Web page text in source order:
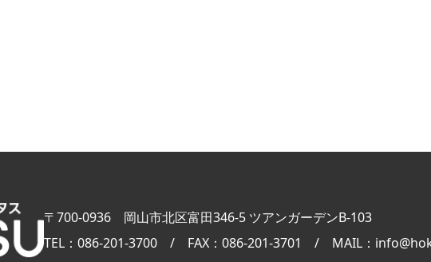
〒700-0936 岡山市北区富田346-5 ツアンガーデンB-103
TEL：086-201-3700 / FAX：086-201-3701 / MAIL：